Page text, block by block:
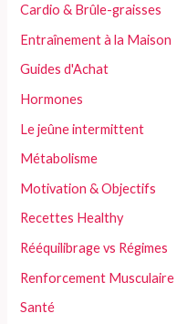
Cardio & Brûle-graisses
Entraînement à la Maison
Guides d'Achat
Hormones
Le jeûne intermittent
Métabolisme
Motivation & Objectifs
Recettes Healthy
Rééquilibrage vs Régimes
Renforcement Musculaire
Santé